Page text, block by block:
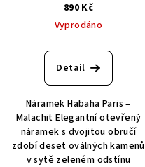
890 Kč
Vyprodáno
Detail
Náramek Habaha Paris –
Malachit Elegantní otevřený
náramek s dvojitou obručí
zdobí deset oválných kamenů
v sytě zeleném odstínu